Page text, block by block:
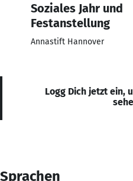
Soziales Jahr und
Festanstellung
Annastift Hannover
Logg Dich jetzt ein,
Sprachen